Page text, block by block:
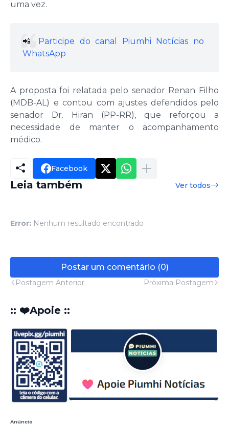
uma vez.
📲
Participe do canal Piumhi Notícias no
WhatsApp
A proposta foi relatada pelo senador Renan Filho
(MDB-AL) e contou com ajustes defendidos pelo
senador Dr. Hiran (PP-RR), que reforçou a
necessidade de manter o acompanhamento
médico.
Facebook
Leia também Ver todos
Error: Nenhum resultado encontrado
Postar um comentário (0)
Postagem Anterior Próxima Postagem
:: ❤️Apoie ::
Anúncio